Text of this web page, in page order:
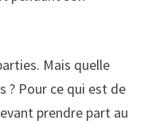
Mais quelle
? Pour ce qui est de
prendre part au